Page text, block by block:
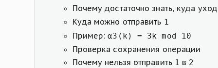
Почему достаточно знать, куда
Куда можно отправить 1
Пример:α3(k) = 3k mod 10
Проверка сохранения операции
Почему нельзя отправить 1 в 2